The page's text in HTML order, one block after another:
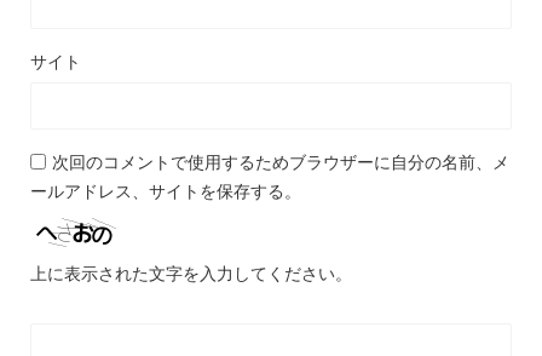
サイト
次回のコメントで使用するためブラウザーに自分の名前、メ
ールアドレス、サイトを保存する。
上に表示された文字を入力してください。